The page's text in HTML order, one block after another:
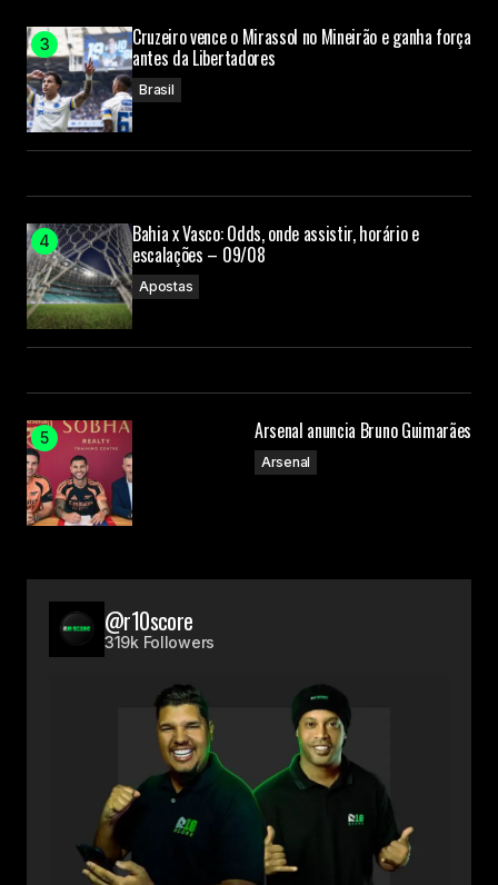
Cruzeiro vence o Mirassol no Mineirão e ganha força
antes da Libertadores
Brasil
Bahia x Vasco: Odds, onde assistir, horário e
escalações – 09/08
Apostas
Arsenal anuncia Bruno Guimarães
Arsenal
@r10score
319k Followers